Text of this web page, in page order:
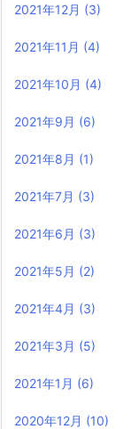
2021年12月 (3)
2021年11月 (4)
2021年10月 (4)
2021年9月 (6)
2021年8月 (1)
2021年7月 (3)
2021年6月 (3)
2021年5月 (2)
2021年4月 (3)
2021年3月 (5)
2021年1月 (6)
2020年12月 (10)